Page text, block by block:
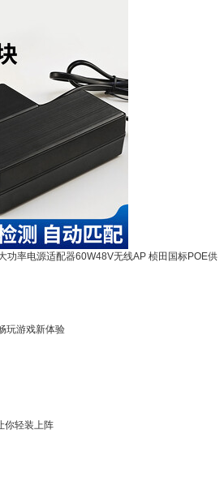
功率电源适配器60W48V无线AP 桢田国标POE供
玩游戏新体验
你轻装上阵